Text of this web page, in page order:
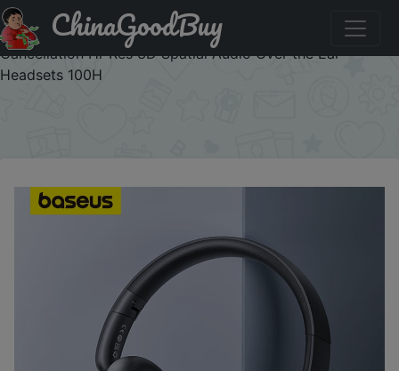
Промокод на знижку BASEUS101 Baseus Bowie H1i
Wireless Headphone Bluetooth 5.3 38db ANC Noise
Cancellation Hi-Res 3D Spatial Audio Over the Ear
Headsets 100H
ChinaGoodBuy